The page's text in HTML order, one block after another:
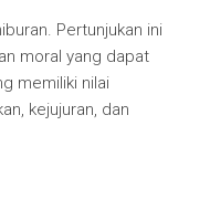
Pertunjukan ini
moral yang dapat
memiliki nilai
kejujuran, dan